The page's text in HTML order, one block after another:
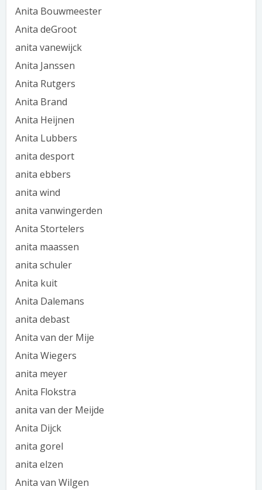
Anita Bouwmeester
Anita deGroot
anita vanewijck
Anita Janssen
Anita Rutgers
Anita Brand
Anita Heijnen
Anita Lubbers
anita desport
anita ebbers
anita wind
anita vanwingerden
Anita Stortelers
anita maassen
anita schuler
Anita kuit
Anita Dalemans
anita debast
Anita van der Mije
Anita Wiegers
anita meyer
Anita Flokstra
anita van der Meijde
Anita Dijck
anita gorel
anita elzen
Anita van Wilgen